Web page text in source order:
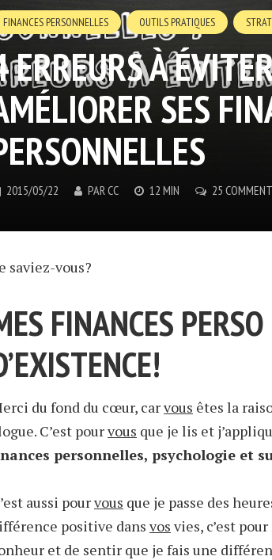
FINANCES PERSONNELLES OUTILS PRATIQUES
ERREURS À
SES
2015/05/22 PARCC 12 MIN 25
saviez-vous?
FINANCES
du fond du cœur, carvous êtes la
C’est pourvous que je lis et
personnelles, psychologie et
aussi pourvous que je passe des
positive dans vos vies, c’est
et de sentir que je fais une